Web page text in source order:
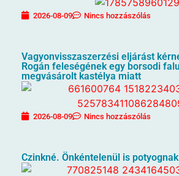
2026-08-09 Nincs hozzászólás
Vagyonvisszaszerzési eljárást
Rogán feleségének egy borsodi
megvásárolt kastélya miatt
2026-08-09 Nincs hozzászólás
Czinkné. Önkéntelenül is